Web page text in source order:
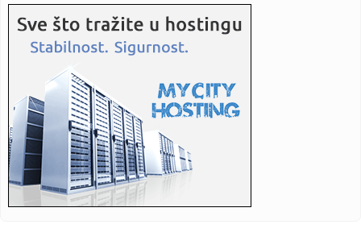
23:49:Valensija od 0:2 do 3:2 - PAO ne ide na F4 Evrolige!
23:47:Oprez! Veoma hladna noć pred nama - preti nam mraz!
23:41:Vojvodina poražena u finalu Kupa nakon izvođenja penala
23:41:ALFA I OMEGA, APSOLUTNI GOSPODAR I VLADAR SRPSKOG
FUDBALA: Crvena...